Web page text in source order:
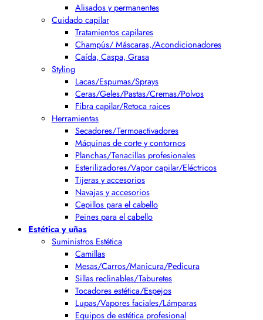
Alisados y permanentes
Cuidado capilar
Tratamientos capilares
Champús/ Máscaras,/Acondicionadores
Caída, Caspa, Grasa
Styling
Lacas/Espumas/Sprays
Ceras/Geles/Pastas/Cremas/Polvos
Fibra capilar/Retoca raices
Herramientas
Secadores/Termoactivadores
Máquinas de corte y contornos
Planchas/Tenacillas profesionales
Esterilizadores/Vapor capilar/Eléctricos
Tijeras y accesorios
Navajas y accesorios
Cepillos para el cabello
Peines para el cabello
Estética y uñas
Suministros Estética
Camillas
Mesas/Carros/Manicura/Pedicura
Sillas reclinables/Taburetes
Tocadores estética/Espejos
Lupas/Vapores faciales/Lámparas
Equipos de estética profesional